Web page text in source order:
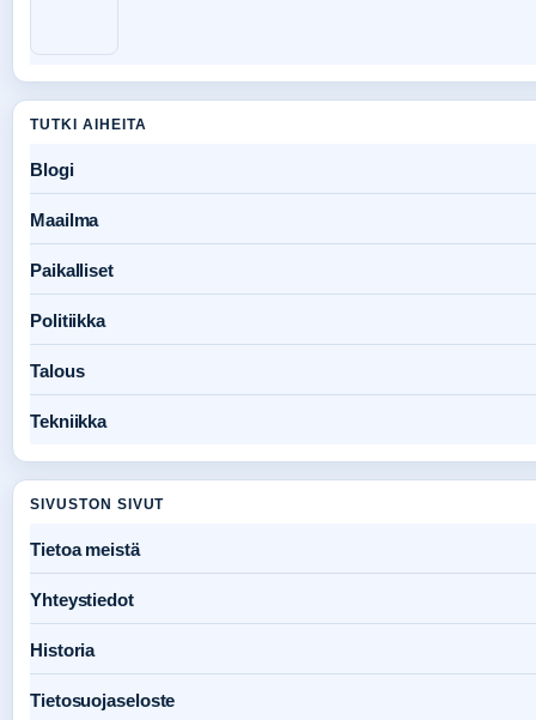
TUTKI AIHEITA
Blogi
Maailma
Paikalliset
Politiikka
Talous
Tekniikka
SIVUSTON SIVUT
Tietoa meistä
Yhteystiedot
Historia
Tietosuojaseloste